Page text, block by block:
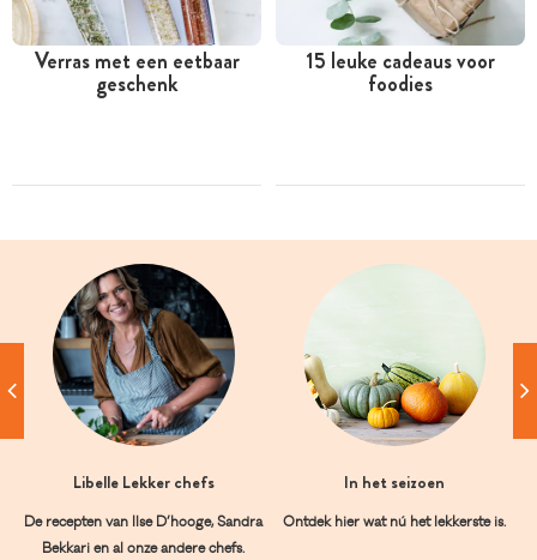
Verras met een eetbaar
geschenk
15 leuke cadeaus voor
foodies
Libelle Lekker chefs
De recepten van Ilse D’hooge, Sandra
Bekkari en al onze andere chefs.
In het seizoen
Ontdek hier wat nú het lekkerste is.